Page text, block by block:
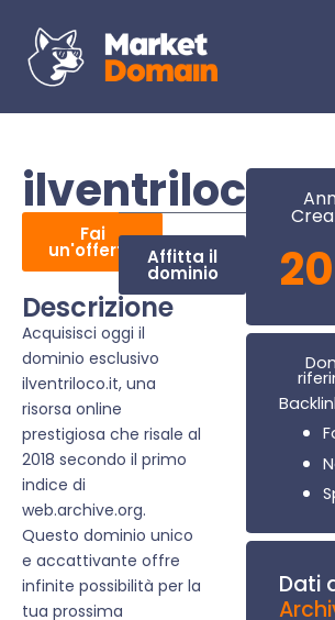
ilventriloco.it
Fai
un'offerta Affitta il
dominio
Descrizione
Acquisisci oggi il
dominio esclusivo
ilventriloco.it, una
risorsa online
prestigiosa che risale al
2018 secondo il primo
indice di
web.archive.org.
Questo dominio unico
e accattivante offre
infinite possibilità per la
tua prossima
Dati